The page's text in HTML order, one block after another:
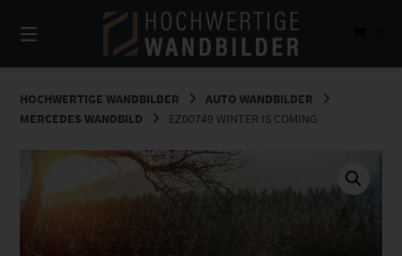
zum
Inhalt
HOCHWERTIGE WANDBILDER
AUTO WANDBILDER
MERCEDES WANDBILD
EZ00749 WINTER IS COMING